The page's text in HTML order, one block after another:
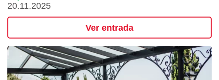
20.11.2025
Ver entrada